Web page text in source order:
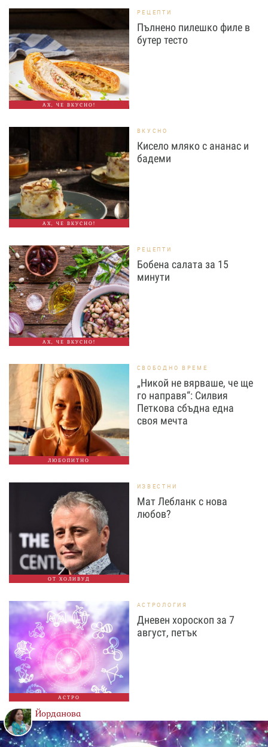
АХ, ЧЕ ВКУСНО!
РЕЦЕПТИ
Пълнено пилешко филе в
бутер тесто
АХ, ЧЕ ВКУСНО!
ВКУСНО
Кисело мляко с ананас и
бадеми
АХ, ЧЕ ВКУСНО!
РЕЦЕПТИ
Бобена салата за 15
минути
ЛЮБОПИТНО
СВОБОДНО ВРЕМЕ
„Никой не вярваше, че ще
го направя“: Силвия
Петкова сбъдна една
своя мечта
ОТ ХОЛИВУД
ИЗВЕСТНИ
Мат Лебланк с нова
любов?
АСТРО
АСТРОЛОГИЯ
Дневен хороскоп за 7
август, петък
Йорданова